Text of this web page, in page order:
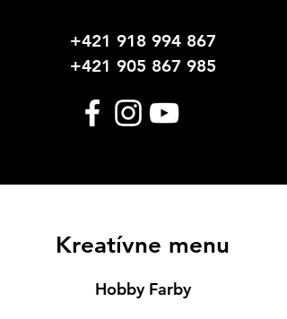
+421 918 994 867
+421 905 867 985
Kreatívne menu
Hobby Farby